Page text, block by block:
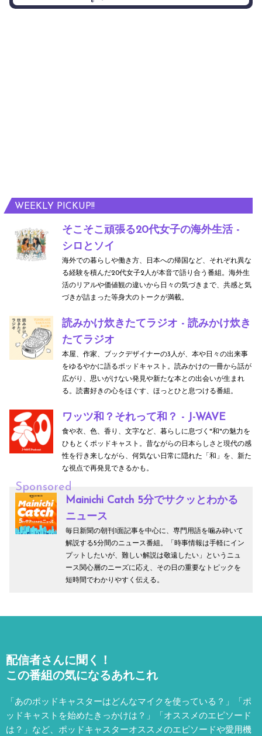
WEEKLY PICKUP!!
そこそこ頑張る20代女子の海外生活 -
シロとソイ
海外での暮らしや働き方、日本への帰国など、それぞれ異な
る経験を積んだ20代女子2人が本音で語り合う番組。海外生
活のリアルや価値観の違いから日々の気づきまで、共感と気
づきが詰まった等身大のトークが満載。
読みかけ炊きたてラジオ - 読みかけ炊き
たてラジオ
本屋、作家、ブックデザイナーの3人が、本や日々の出来事
をゆるやかに語るポッドキャスト。読みかけの一冊から話が
広がり、思いがけない発見や新たな本との出会いが生まれ
る。読書好きの心をほぐす、ほっとひと息つける番組。
ワッツ和？それって和？ - J-WAVE
食や衣、色、香り、文字など、暮らしに息づく"和"の魅力を
ひもとくポッドキャスト。昔ながらの日本らしさと現代の感
性を行き来しながら、何気ない日常に隠れた「和」を、新た
な視点で再発見できるかも。
Sponsored
Mainichi Catch 5分でサクッとわかる
ニュース
毎日新聞の朝刊1面記事を中心に、専門用語を噛み砕いて
解説する5分間のニュース番組。「時事情報は手軽にイン
プットしたいが、難しい解説は敬遠したい」というニュ
ース関心層のニーズに応え、その日の重要なトピックを
短時間でわかりやすく伝える。
配信者さんに聞く！
この番組の気になるあれこれ
「あのポッドキャスターはどんなマイクを使っている？」「ポ
ッドキャストを始めたきっかけは？」「オススメのエピソード
は？」など、 ポッドキャスターオススメのエピソードや愛用機